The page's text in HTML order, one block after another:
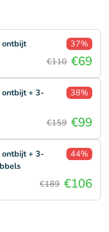
ontbijt
37%
€110 €69
ontbijt + 3-
38%
€159 €99
ontbijt + 3-
44%
€189 €106